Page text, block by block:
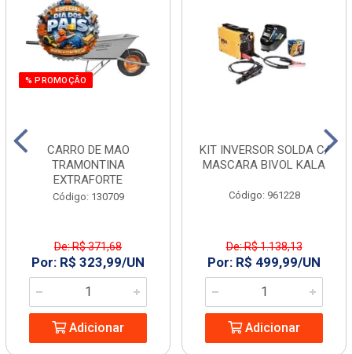
% PROMOÇÃO
CARRO DE MAO
TRAMONTINA
EXTRAFORTE
Código: 130709
De: R$ 371,68
Por: R$ 323,99/UN
Adicionar
KIT INVERSOR SOLDA C/
MASCARA BIVOL KALA
Código: 961228
De: R$ 1.138,13
Por: R$ 499,99/UN
Adicionar